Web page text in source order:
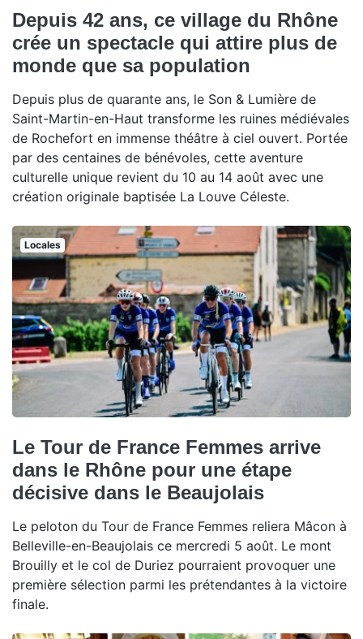
Depuis 42 ans, ce village du Rhône
crée un spectacle qui attire plus de
monde que sa population
Depuis plus de quarante ans, le Son & Lumière de
Saint-Martin-en-Haut transforme les ruines médiévales
de Rochefort en immense théâtre à ciel ouvert. Portée
par des centaines de bénévoles, cette aventure
culturelle unique revient du 10 au 14 août avec une
création originale baptisée La Louve Céleste.
Locales
Le Tour de France Femmes arrive
dans le Rhône pour une étape
décisive dans le Beaujolais
Le peloton du Tour de France Femmes reliera Mâcon à
Belleville-en-Beaujolais ce mercredi 5 août. Le mont
Brouilly et le col de Duriez pourraient provoquer une
première sélection parmi les prétendantes à la victoire
finale.